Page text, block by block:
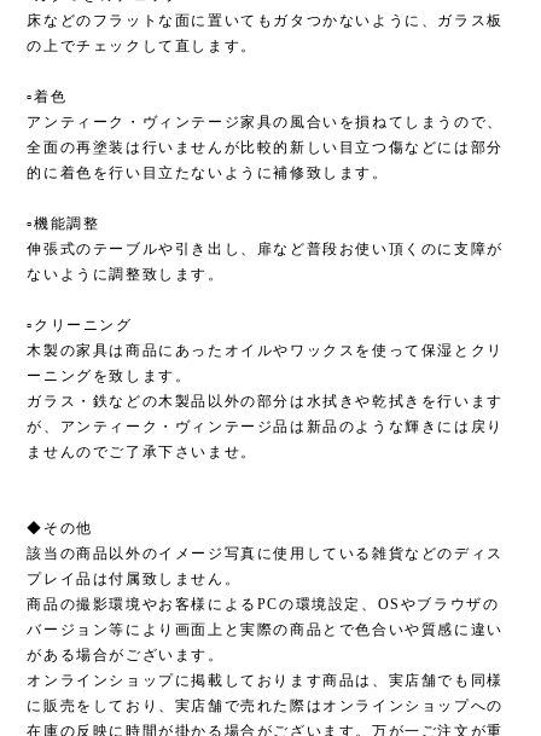
床などのフラットな面に置いてもガタつかないように、ガラス板
の上でチェックして直します。
▫︎着色
アンティーク・ヴィンテージ家具の風合いを損ねてしまうので、
全面の再塗装は行いませんが比較的新しい目立つ傷などには部分
的に着色を行い目立たないように補修致します。
▫︎機能調整
伸張式のテーブルや引き出し、扉など普段お使い頂くのに支障が
ないように調整致します。
▫︎クリーニング
木製の家具は商品にあったオイルやワックスを使って保湿とクリ
ーニングを致します。
ガラス・鉄などの木製品以外の部分は水拭きや乾拭きを行います
が、アンティーク・ヴィンテージ品は新品のような輝きには戻り
ませんのでご了承下さいませ。
◆その他
該当の商品以外のイメージ写真に使用している雑貨などのディス
プレイ品は付属致しません。
商品の撮影環境やお客様によるPCの環境設定、OSやブラウザの
バージョン等により画面上と実際の商品とで色合いや質感に違い
がある場合がございます。
オンラインショップに掲載しております商品は、実店舗でも同様
に販売をしており、実店舗で売れた際はオンラインショップへの
在庫の反映に時間が掛かる場合がございます。万が一ご注文が重